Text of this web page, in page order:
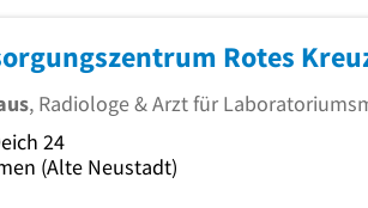
, Radiologe & Arzt für
24
(Alte Neustadt)